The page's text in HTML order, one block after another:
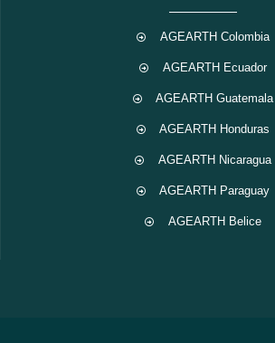
AGEARTH Colombia
AGEARTH Ecuador
AGEARTH Guatemala
AGEARTH Honduras
AGEARTH Nicaragua
AGEARTH Paraguay
AGEARTH Belice